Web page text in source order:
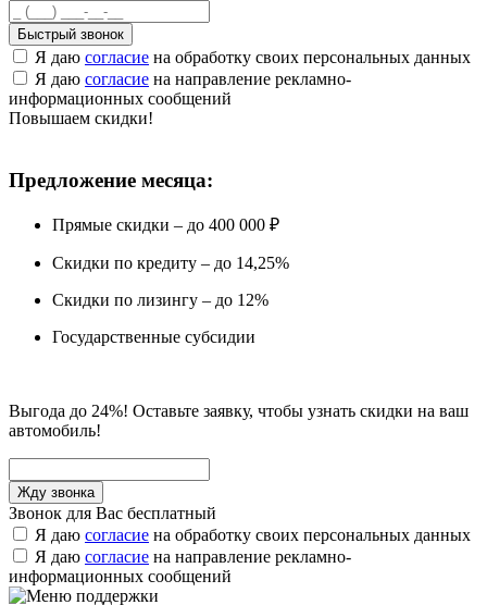
Быстрый звонок
Я даю согласие на обработку своих персональных данных
Я даю согласие на направление рекламно-
информационных сообщений
Повышаем скидки!
Предложение месяца:
Прямые скидки – до 400 000 ₽
Скидки по кредиту – до 14,25%
Скидки по лизингу – до 12%
Государственные субсидии
Выгода до 24%! Оставьте заявку, чтобы узнать скидки на ваш
автомобиль!
Звонок для Вас бесплатный
Я даю согласие на обработку своих персональных данных
Я даю согласие на направление рекламно-
информационных сообщений